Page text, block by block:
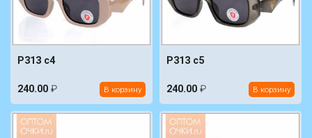
P313 c4
240.00 ₽ В корзину
P313 c5
240.00 ₽ В корзину